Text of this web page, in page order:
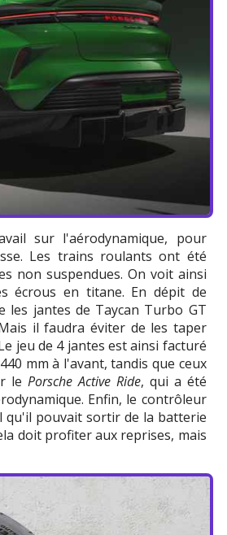
sur l'aérodynamique, pour
Les trains roulants ont été
non suspendues. On voit ainsi
écrous en titane. En dépit de
les jantes de Taycan Turbo GT
il faudra éviter de les taper
jeu de 4 jantes est ainsi facturé
mm à l'avant, tandis que ceux
le Porsche Active Ride, qui a été
Enfin, le contrôleur
qu'il pouvait sortir de la batterie
doit profiter aux reprises, mais